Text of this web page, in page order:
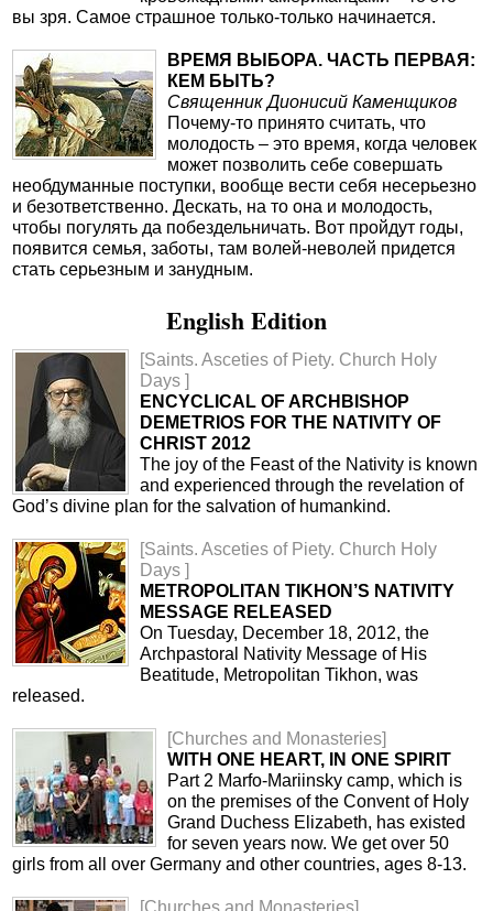
вы зря. Самое страшное только-только начинается.
ВРЕМЯ ВЫБОРА. ЧАСТЬ ПЕРВАЯ:
КЕМ БЫТЬ?
Священник Дионисий Каменщиков
Почему-то принято считать, что
молодость – это время, когда человек
может позволить себе совершать
необдуманные поступки, вообще вести себя несерьезно
и безответственно. Дескать, на то она и молодость,
чтобы погулять да побездельничать. Вот пройдут годы,
появится семья, заботы, там волей-неволей придется
стать серьезным и занудным.
English Edition
[Saints. Asceties of Piety. Church Holy
Days ]
ENCYCLICAL OF ARCHBISHOP
DEMETRIOS FOR THE NATIVITY OF
CHRIST 2012
The joy of the Feast of the Nativity is known
and experienced through the revelation of
God’s divine plan for the salvation of humankind.
[Saints. Asceties of Piety. Church Holy
Days ]
METROPOLITAN TIKHON’S NATIVITY
MESSAGE RELEASED
On Tuesday, December 18, 2012, the
Archpastoral Nativity Message of His
Beatitude, Metropolitan Tikhon, was
released.
[Churches and Monasteries]
WITH ONE HEART, IN ONE SPIRIT
Part 2 Marfo-Mariinsky camp, which is
on the premises of the Convent of Holy
Grand Duchess Elizabeth, has existed
for seven years now. We get over 50
girls from all over Germany and other countries, ages 8-13.
[Churches and Monasteries]